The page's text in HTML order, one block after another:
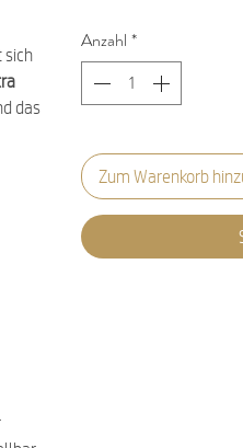
sich
das
Anzahl *
Zum Warenkorb